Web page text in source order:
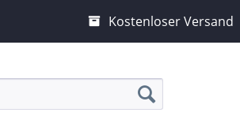
Kostenloser Versand